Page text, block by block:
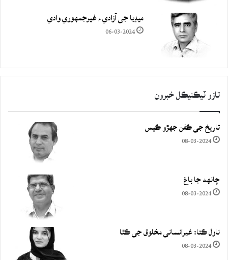
ميڊيا جي آزادي ۽ غيرجمھوري وادي
06-03-2024
تازو ٽيڪنيڪل خبرون
تاريخ جي ڪفن جھڙو ڪيس
08-03-2024
چانهه جا باغ
08-03-2024
ناول ڪتا: غيرانساني مخلوق جي ڪٿا
08-03-2024